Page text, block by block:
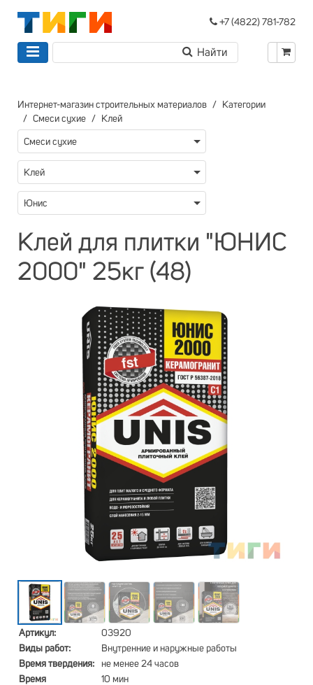
+7 (4822) 781-782
Интернет-магазин строительных материалов
Категории
Смеси сухие
Клей
Смеси сухие
Клей
Юнис
Клей для плитки "ЮНИС
2000" 25кг (48)
Артикул:
03920
Виды работ:
Внутренние и наружные работы
Время твердения:
не менее 24 часов
Время
10 мин